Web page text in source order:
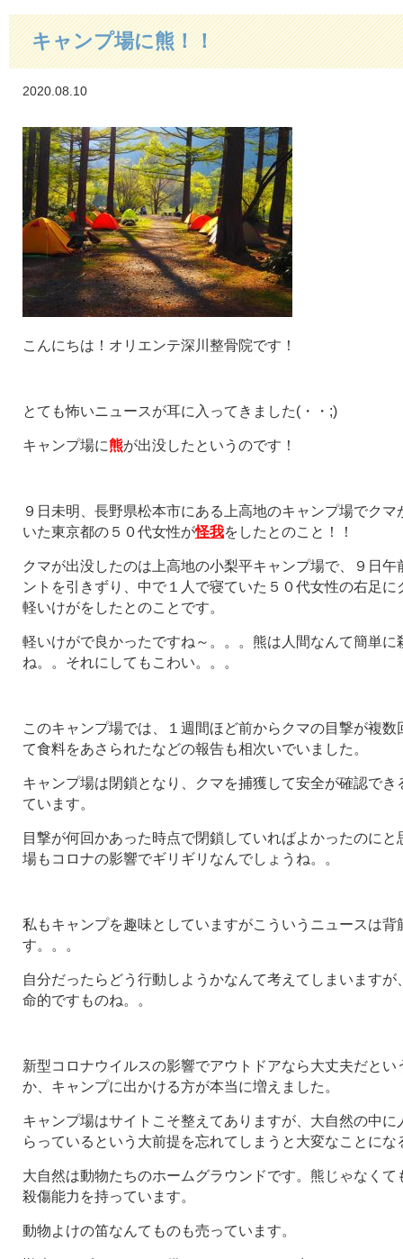
キャンプ場に熊！！
2020.08.10
こんにちは！オリエンテ深川整骨院です！
とても怖いニュースが耳に入ってきました(・・;)
キャンプ場に熊が出没したというのです！
９日未明、長野県松本市にある上高地のキャンプ場でク
いた東京都の５０代女性が怪我をしたとのこと！！
クマが出没したのは上高地の小梨平キャンプ場で、９日午
ントを引きずり、中で１人で寝ていた５０代女性の右足に
軽いけがをしたとのことです。
軽いけがで良かったですね～。。。熊は人間なんて簡単に
ね。。それにしてもこわい。。。
このキャンプ場では、１週間ほど前からクマの目撃が複数
て食料をあさられたなどの報告も相次いでいました。
キャンプ場は閉鎖となり、クマを捕獲して安全が確認でき
ています。
目撃が何回かあった時点で閉鎖していればよかったのに
場もコロナの影響でギリギリなんでしょうね。。
私もキャンプを趣味としていますがこういうニュースは背
す。。。
自分だったらどう行動しようかなんて考えてしまいますが
命的ですものね。。
新型コロナウイルスの影響でアウトドアなら大丈夫だとい
か、キャンプに出かける方が本当に増えました。
キャンプ場はサイトこそ整えてありますが、大自然の中に
らっているという大前提を忘れてしまうと大変なことにな
大自然は動物たちのホームグラウンドです。熊じゃなくて
殺傷能力を持っています。
動物よけの笛なんてものも売っています。